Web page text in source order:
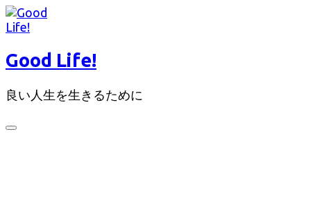
コ
ン
ン
へ
キ
Good Life!
良い人生を生きるために
検